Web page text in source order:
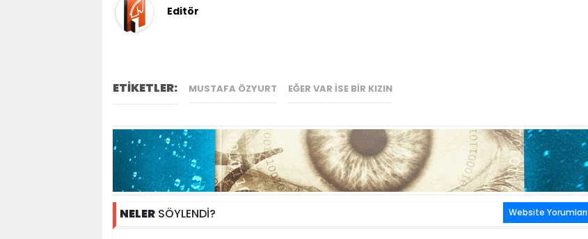
Editör
ETİKETLER: MUSTAFA ÖZYURT EĞER VAR İSE BİR KIZIN
NELER SÖYLENDİ? Website Yorumları